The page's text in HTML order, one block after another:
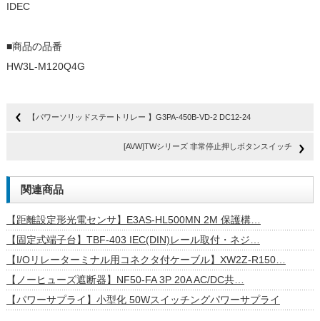
IDEC
■商品の品番
HW3L-M120Q4G
【パワーソリッドステートリレー 】G3PA-450B-VD-2 DC12-24
[AVW]TWシリーズ 非常停止押しボタンスイッチ
関連商品
【距離設定形光電センサ】E3AS-HL500MN 2M 保護構…
【固定式端子台】TBF-403 IEC(DIN)レール取付・ネジ…
【I/Oリレーターミナル用コネクタ付ケーブル】XW2Z-R150…
【ノーヒューズ遮断器】NF50-FA 3P 20A AC/DC共…
【パワーサプライ】小型化 50Wスイッチングパワーサプライ